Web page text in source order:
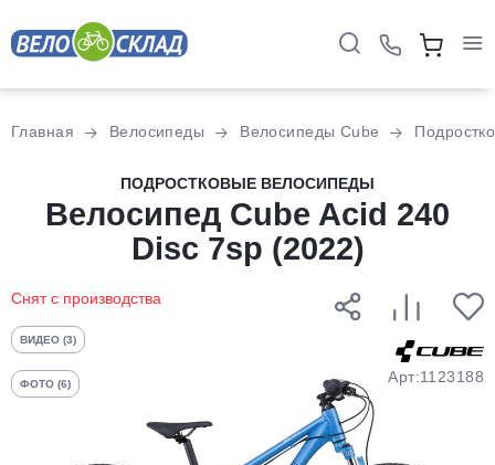
Главная Велосипеды Велосипеды Cube
ПОДРОСТКОВЫЕ ВЕЛОСИПЕДЫ
Велосипед Cube Acid 240
Disc 7sp (2022)
Снят с производства
ВИДЕО (3)
ФОТО (6) Арт:1123188
Разбейте
оплатуна части
без переплат
График платежей